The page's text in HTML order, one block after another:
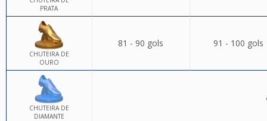
PRATA
CHUTEIRA DE
OURO
81 - 90 gols 91 - 100 gols
CHUTEIRA DE
DIAMANTE